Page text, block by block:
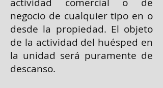
negocio de cualquier tipo en o
desde la propiedad. El objeto
de la actividad del huésped en
la unidad será puramente de
descanso.